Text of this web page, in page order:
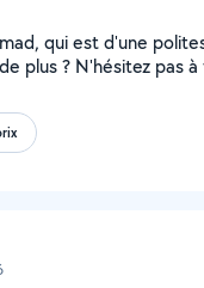
qui est d'une
plus ? N'hésitez pas